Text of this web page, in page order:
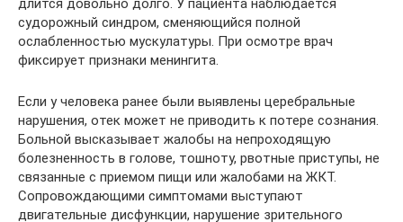
длится довольно долго. У пациента наблюдается
судорожный синдром, сменяющийся полной
ослабленностью мускулатуры. При осмотре врач
фиксирует признаки менингита.
Если у человека ранее были выявлены церебральные
нарушения, отек может не приводить к потере сознания.
Больной высказывает жалобы на непроходящую
болезненность в голове, тошноту, рвотные приступы, не
связанные с приемом пищи или жалобами на ЖКТ.
Сопровождающими симптомами выступают
двигательные дисфункции, нарушение зрительного